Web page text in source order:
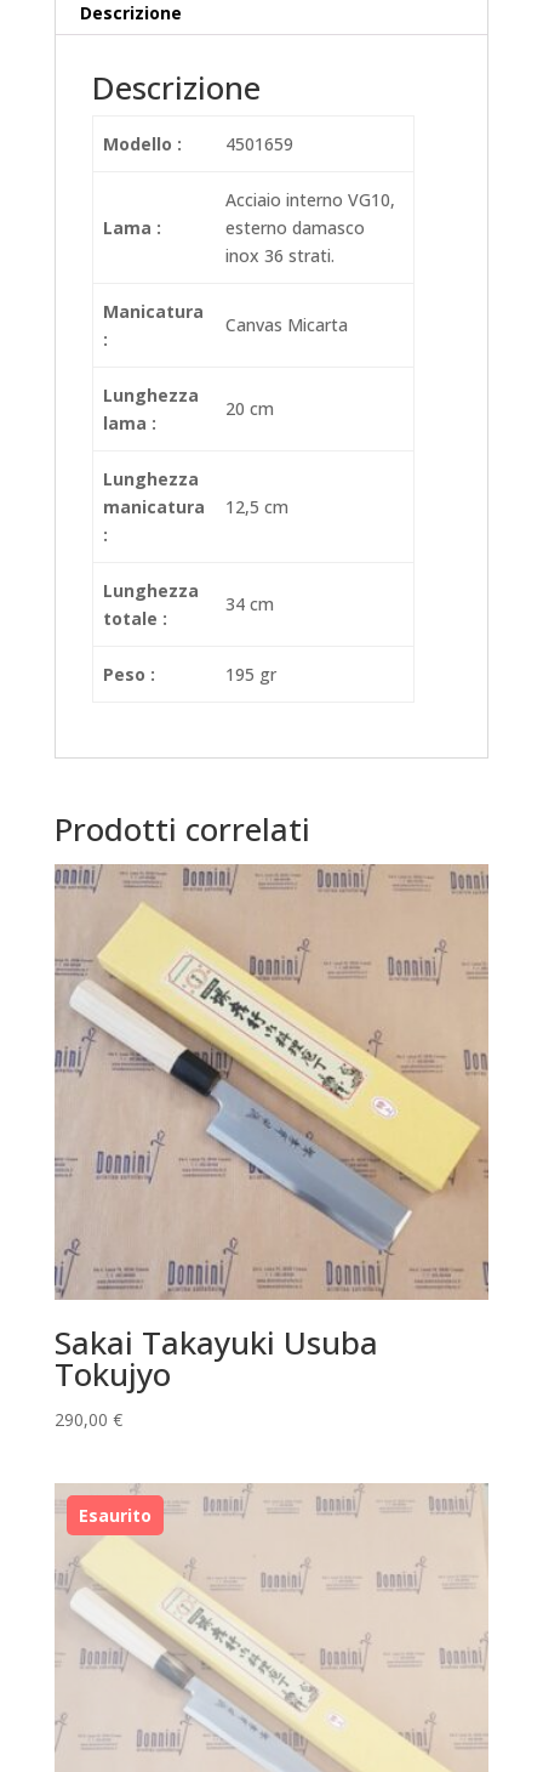
Descrizione
Descrizione
Modello : 4501659
Lama :
Acciaio interno VG10,
esterno damasco
inox 36 strati.
Manicatura
:
Canvas Micarta
Lunghezza
lama :
20 cm
Lunghezza
manicatura
:
12,5 cm
Lunghezza
totale :
34 cm
Peso : 195 gr
Prodotti correlati
Sakai Takayuki Usuba
Tokujyo
290,00 €